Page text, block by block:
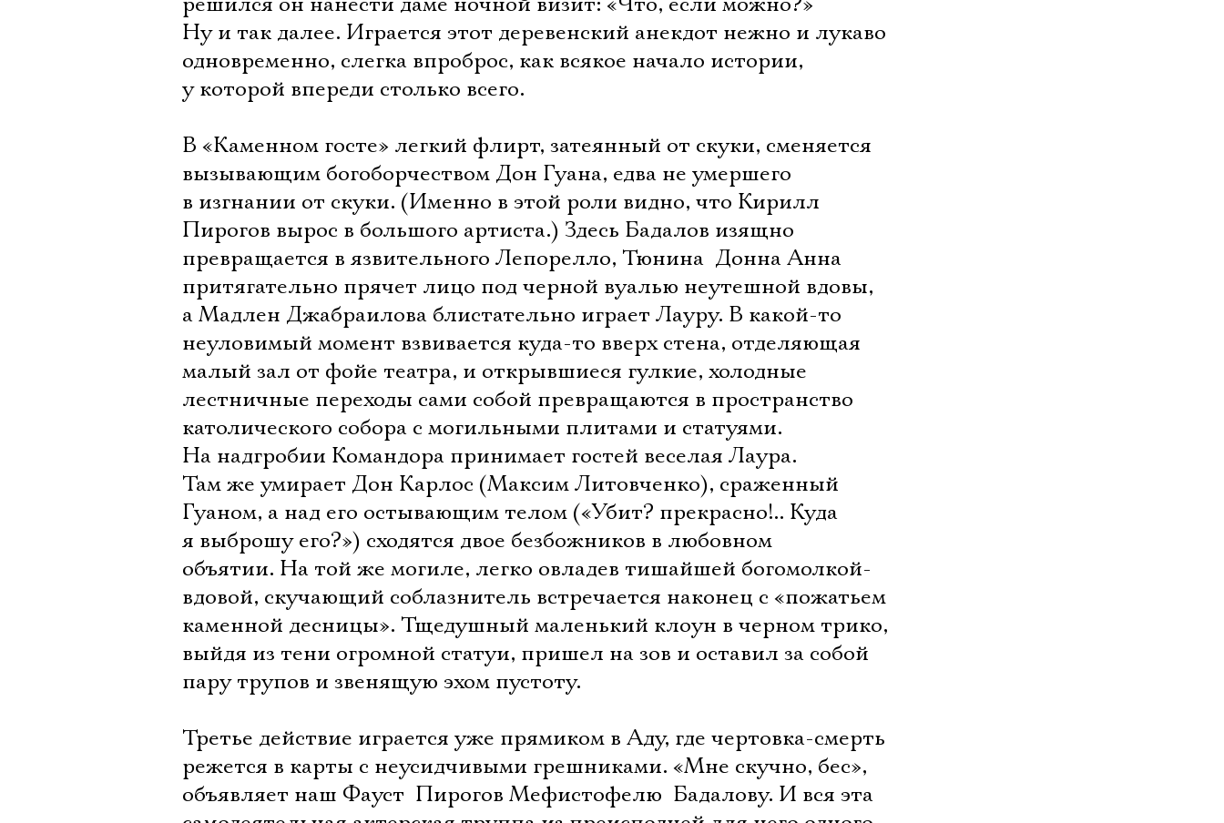
Ну и так далее. Играется этот деревенский анекдот нежно и лукаво
одновременно, слегка впроброс, как всякое начало истории,
у которой впереди столько всего.
В «Каменном госте» легкий флирт, затеянный от скуки, сменяется
вызывающим богоборчеством Дон Гуана, едва не умершего
в изгнании от скуки. (Именно в этой роли видно, что Кирилл
Пирогов вырос в большого артиста.) Здесь Бадалов изящно
превращается в язвительного Лепорелло, Тюнина  Донна Анна
притягательно прячет лицо под черной вуалью неутешной вдовы,
а Мадлен Джабраилова блистательно играет Лауру. В какой-то
неуловимый момент взвивается куда-то вверх стена, отделяющая
малый зал от фойе театра, и открывшиеся гулкие, холодные
лестничные переходы сами собой превращаются в пространство
католического собора с могильными плитами и статуями.
На надгробии Командора принимает гостей веселая Лаура.
Там же умирает Дон Карлос (Максим Литовченко), сраженный
Гуаном, а над его остывающим телом («Убит? прекрасно!.. Куда
я выброшу его?») сходятся двое безбожников в любовном
объятии. На той же могиле, легко овладев тишайшей богомолкой-
вдовой, скучающий соблазнитель встречается наконец с «пожатьем
каменной десницы». Тщедушный маленький клоун в черном трико,
выйдя из тени огромной статуи, пришел на зов и оставил за собой
пару трупов и звенящую эхом пустоту.
Третье действие играется уже прямиком в Аду, где чертовка-смерть
режется в карты с неусидчивыми грешниками. «Мне скучно, бес», 
объявляет наш Фауст  Пирогов Мефистофелю  Бадалову. И вся эта